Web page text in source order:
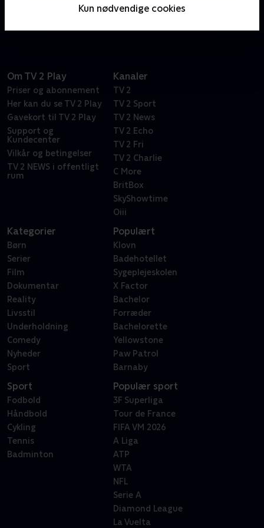
Kun nødvendige cookies
karrieremæssigt og personligt, mens de kæmper for
opnå deres drengedrøm: En karriere på det danske
A-landshold
Om TV 2 Play
Priser og abonnement
Her kan du se TV 2 Play
Gavekort til TV 2 Play
Support og
Kundecenter
Vilkår og betingelser
TV 2 NEWS i offentligt
rum
Kanaler
TV 2
TV 2 Sport
TV 2 News
TV 2 Echo
TV 2 Fri
TV 2 Charlie
C More
BritBox
SkyShowtime
Oiii
Kategorier
Børn
Serier
Film
Dokumentar
Reality
Livsstil
Underholdning
Comedy
Nyheder
Sport
Populært
Klovn
Badehotellet
Sygeplejeskolen
X Factor
Bachelor
Forræder
Bachelorette
Yellowstone
Paw Patrol
Barnaby
Sport
Fodbold
Håndbold
Cykling
Tennis
Badminton
Populær sport
3F Superliga
Tour de France
FIFA VM 2026
A Liga
ATP
WTA
NFL
Serie A
Diamond League
La Vuelta